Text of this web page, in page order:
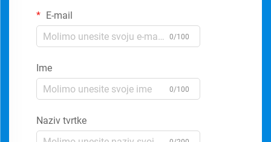
E-mail
0/100
Ime
0/100
Naziv tvrtke